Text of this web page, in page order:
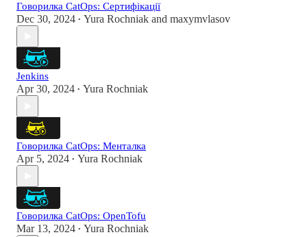
Говорилка CatOps: Сертифікації
Dec 30, 2024 • Yura Rochniak and maxymvlasov
Jenkins
Apr 30, 2024 • Yura Rochniak
Говорилка CatOps: Менталка
Apr 5, 2024 • Yura Rochniak
Говорилка CatOps: OpenTofu
Mar 13, 2024 • Yura Rochniak